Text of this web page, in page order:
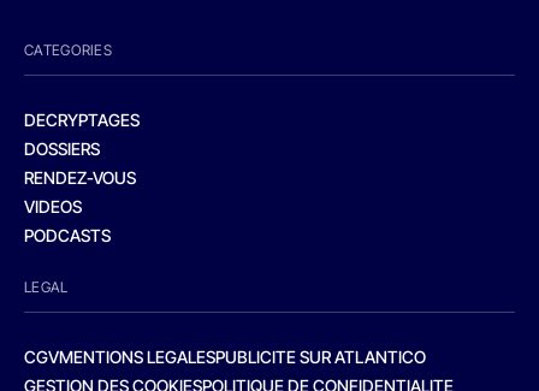
CATEGORIES
DECRYPTAGES
DOSSIERS
RENDEZ-VOUS
VIDEOS
PODCASTS
LEGAL
CGVMENTIONS LEGALESPUBLICITE SUR ATLANTICO
GESTION DES COOKIESPOLITIQUE DE CONFIDENTIALITE